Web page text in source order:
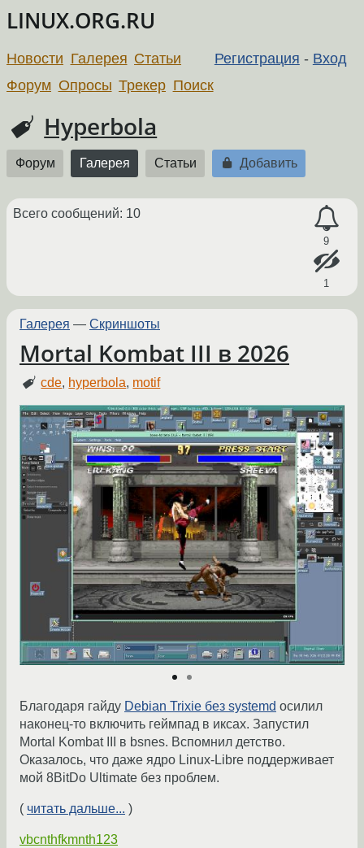
LINUX.ORG.RU
Регистрация - Вход
Новости Галерея Статьи
Форум Опросы Трекер Поиск
Hyperbola
Форум Галерея Статьи Добавить
9
1
Всего сообщений: 10
Галерея — Скриншоты
Mortal Kombat III в 2026
cde, hyperbola, motif
Благодаря гайду Debian Trixie без systemd осилил
наконец-то включить геймпад в иксах. Запустил
Mortal Kombat III в bsnes. Вспомнил детство.
Оказалось, что даже ядро Linux-Libre поддерживает
мой 8BitDo Ultimate без проблем.
( читать дальше... )
vbcnthfkmnth123